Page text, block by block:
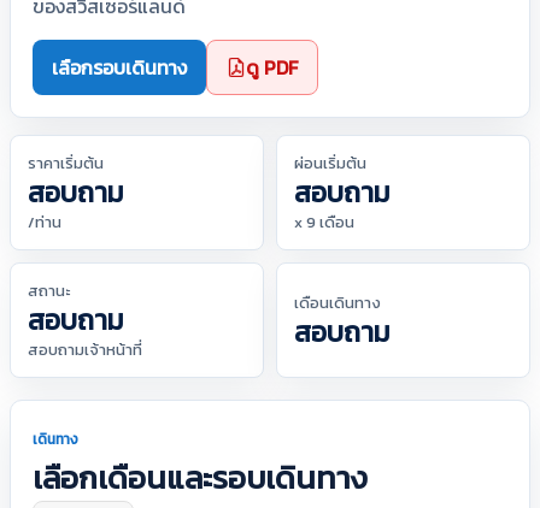
ของสวิสเซอร์แลนด์
เลือกรอบเดินทาง ดู PDF
ราคาเริ่มต้น
สอบถาม
/ท่าน
ผ่อนเริ่มต้น
สอบถาม
x 9 เดือน
สถานะ
สอบถาม
สอบถามเจ้าหน้าที่
เดือนเดินทาง
สอบถาม
เดินทาง
เลือกเดือนและรอบเดินทาง